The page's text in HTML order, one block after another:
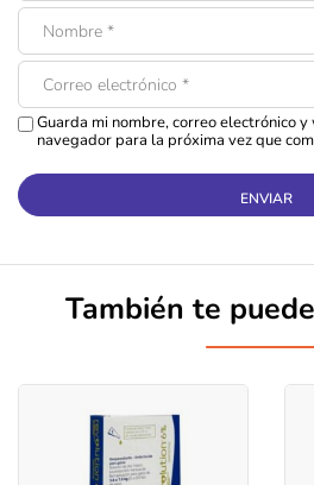
Guarda mi nombre, correo electrónico y
navegador para la próxima vez que
También te